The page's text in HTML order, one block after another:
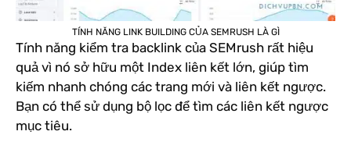
TÍNH NĂNG LINK BUILDING CỦA SEMRUSH LÀ GÌ
Tính năng kiểm tra backlink của SEMrush rất hiệu
quả vì nó sở hữu một Index liên kết lớn, giúp tìm
kiếm nhanh chóng các trang mới và liên kết ngược.
Bạn có thể sử dụng bộ lọc để tìm các liên kết ngược
mục tiêu.